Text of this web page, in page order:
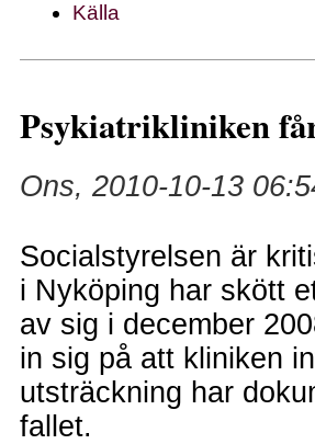
Källa
Psykiatrikliniken
Ons, 2010-10-13
Socialstyrelsen är
i Nyköping har skött
av sig i december
in sig på att kliniken
utsträckning har
fallet.